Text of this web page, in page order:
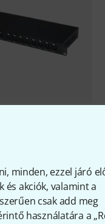
minden, ezzel járó
és akciók, valamint a
csak add meg
használatára a